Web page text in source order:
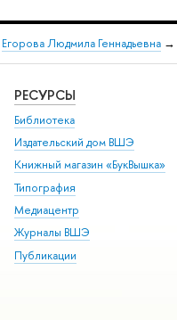
Егорова Людмила Геннадьевна→
РЕСУРСЫ
Библиотека
Издательский дом ВШЭ
Книжный магазин «БукВышка»
Типография
Медиацентр
Журналы ВШЭ
Публикации